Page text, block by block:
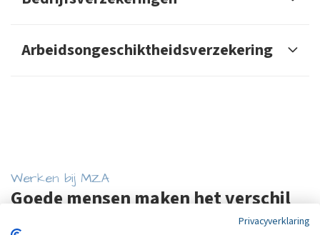
Arbeidsongeschiktheidsverzekering
Werken bij MZA
Goede mensen maken het verschil
Bij MZA in Volendam draait alles om teamwork, expertise en een
Privacyverklaring